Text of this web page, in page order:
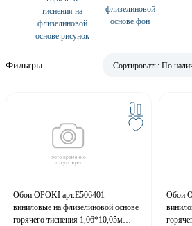
тиснения на
флизелиновой
основе рисунок
флизелиновой
основе фон
Фильтры Сортировать: По
Обои OPOKI арт.Е506401
виниловые на флизелиновой основе
горячего тиснения 1,06*10,05м
Обои